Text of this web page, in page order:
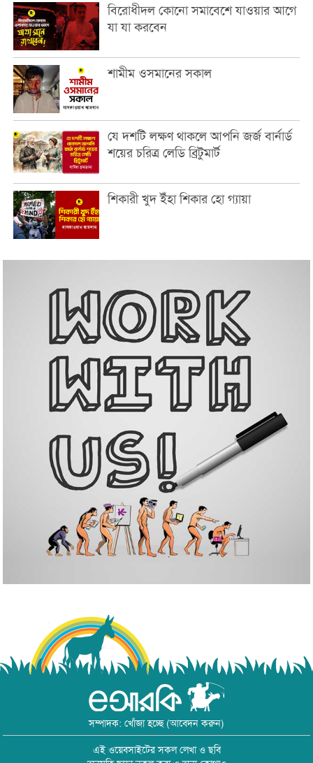
বিরোধীদল কোনো সমাবেশে যাওয়ার আগে
যা যা করবেন
শামীম ওসমানের সকাল
যে দশটি লক্ষণ থাকলে আপনি জর্জ বার্নার্ড
শয়ের চরিত্র লেডি ব্রিটুমার্ট
শিকারী খুদ ইঁহা শিকার হো গ্যায়া
সম্পাদক: খোঁজা হচ্ছে (আবেদন করুন)
এই ওয়েবসাইটের সকল লেখা ও ছবি